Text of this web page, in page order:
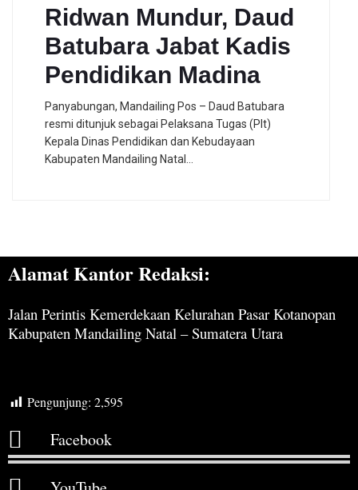
Ridwan Mundur, Daud
Batubara Jabat Kadis
Pendidikan Madina
Panyabungan, Mandailing Pos – Daud Batubara
resmi ditunjuk sebagai Pelaksana Tugas (Plt)
Kepala Dinas Pendidikan dan Kebudayaan
Kabupaten Mandailing Natal…
Alamat Kantor Redaksi:
Jalan Perintis Kemerdekaan Kelurahan Pasar Kotanopan
Kabupaten Mandailing Natal – Sumatera Utara
Pengunjung: 2,595
Facebook